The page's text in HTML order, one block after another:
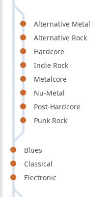
Alternative Metal
Alternative Rock
Hardcore
Indie Rock
Metalcore
Nu-Metal
Post-Hardcore
Punk Rock
Blues
Classical
Electronic